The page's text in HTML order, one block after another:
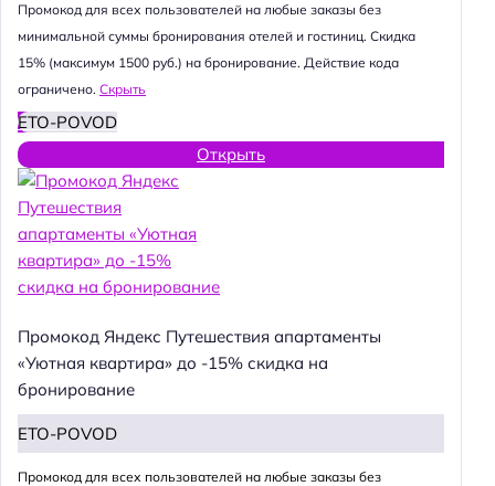
Промокод для всех пользователей на любые заказы без
минимальной суммы бронирования отелей и гостиниц. Скидка
15% (максимум 1500 руб.) на бронирование. Действие кода
ограничено. Скрыть
ETO-POVOD
Открыть
Промокод Яндекс Путешествия апартаменты
«Уютная квартира» до -15% скидка на
бронирование
ETO-POVOD
Промокод для всех пользователей на любые заказы без